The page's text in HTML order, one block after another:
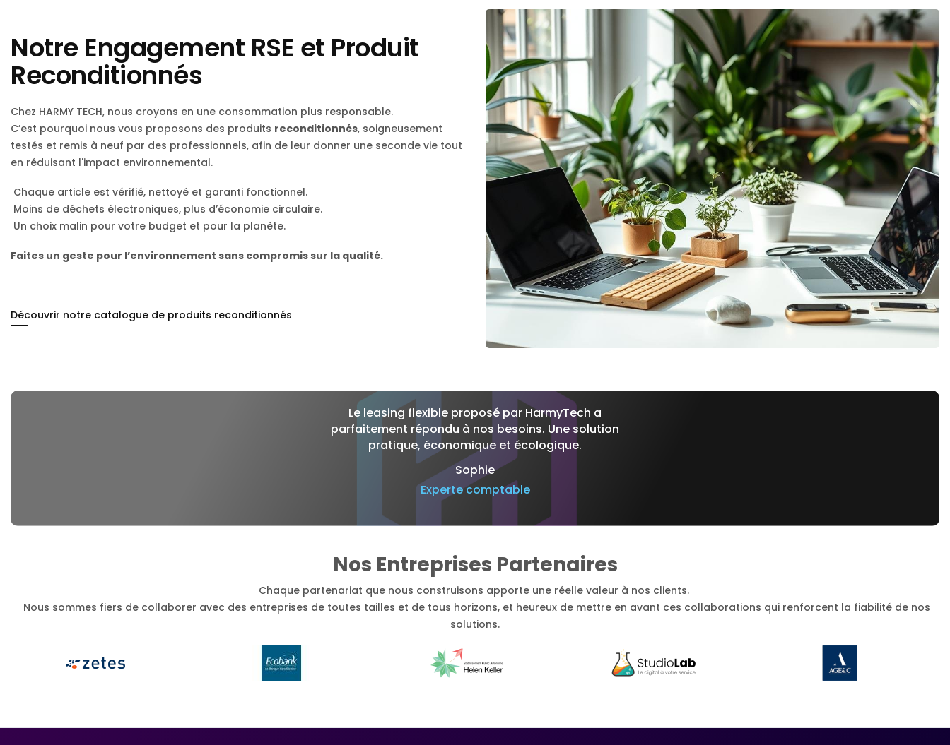
Notre Engagement RSE et Produit
Reconditionnés
Chez HARMY TECH, nous croyons en une consommation plus responsable.
C’est pourquoi nous vous proposons des produits reconditionnés, soigneusement
testés et remis à neuf par des professionnels, afin de leur donner une seconde vie tout
en réduisant l'impact environnemental.
Chaque article est vérifié, nettoyé et garanti fonctionnel.
Moins de déchets électroniques, plus d’économie circulaire.
Un choix malin pour votre budget et pour la planète.
Faites un geste pour l’environnement sans compromis sur la qualité.
Découvrir notre catalogue de produits reconditionnés
Le leasing flexible proposé par HarmyTech a
parfaitement répondu à nos besoins. Une solution
pratique, économique et écologique.
Sophie
Experte comptable
Nos Entreprises Partenaires
Chaque partenariat que nous construisons apporte une réelle valeur à nos clients.
Nous sommes fiers de collaborer avec des entreprises de toutes tailles et de tous horizons, et heureux de mettre en avant ces collaborations qui renforcent la fiabilité de nos
solutions.